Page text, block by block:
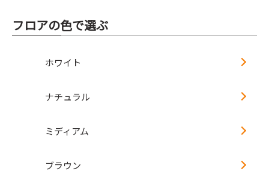
フロアの色で選ぶ
ホワイト
ナチュラル
ミディアム
ブラウン